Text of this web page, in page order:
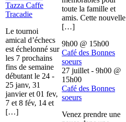
Tazza Caffe
Tracadie
Le tournoi
amical d’échecs
est échelonné sur
les 7 prochains
fins de semaine
débutant le 24 -
25 janv, 31
janvier et 01 fev,
7 et 8 fév, 14 et
[…]
toute la famille et
amis. Cette nouvelle
[…]
9h00 @ 15h00
Café des Bonnes
soeurs
27 juillet - 9h00 @
15h00
Café des Bonnes
soeurs
Venez prendre une